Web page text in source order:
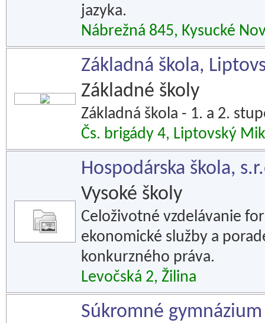
jazyka.
Nábrežná 845, Kysucké
Základná škola,
Základné školy
Základná škola - 1. a 2.
Čs. brigády 4, Liptovský
Hospodárska škola,
Vysoké školy
Celoživotné vzdelávanie
ekonomické služby a
konkurzného práva.
Levočská 2, Žilina
Súkromné